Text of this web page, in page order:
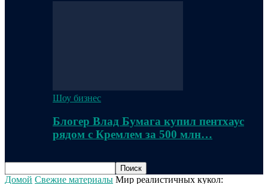
Шоу бизнес
Блогер Влад Бумага купил пентхаус
рядом с Кремлем за 500 млн…
Домой Свежие материалы Мир реалистичных кукол: